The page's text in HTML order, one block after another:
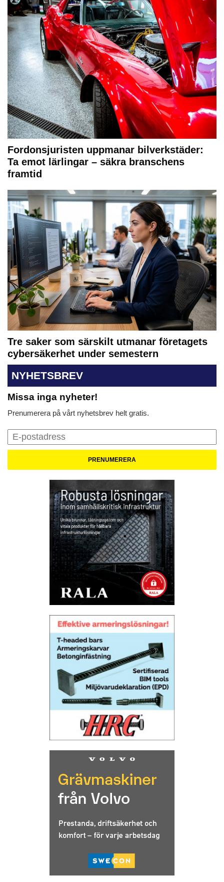
Fordonsjuristen uppmanar bilverkstäder:
Ta emot lärlingar – säkra branschens
framtid
Tre saker som särskilt utmanar företagets
cybersäkerhet under semestern
NYHETSBREV
Missa inga nyheter!
Prenumerera på vårt nyhetsbrev helt gratis.